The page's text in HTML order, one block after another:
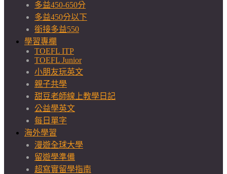
多益450-650分
多益450分以下
銜接多益550
學習專欄
TOEFL ITP
TOEFL Junior
小朋友玩英文
親子共學
甜豆老師線上教學日記
公益學英文
每日單字
海外學習
漫遊全球大學
留遊學準備
超寫實留學指南